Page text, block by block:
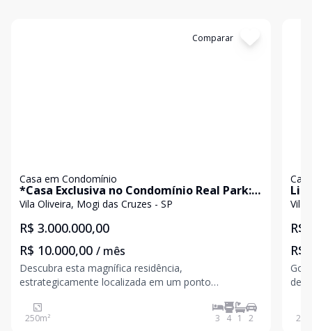
Comparar
Casa em Condomínio
*Casa Exclusiva no Condomínio Real Park:
Luxo, Conforto e Sustentabilidade*
Vila Oliveira, Mogi das Cruzes - SP
R$ 3.000.000,00
R$ 10.000,00 / mês
Descubra esta magnífica residência,
estrategicamente localizada em um ponto
Park. Com uma vista deslumbrante e acesso direto à
praça de esportes e ao lago, esta propriedade
250m² 3 4 1 2
Vila
R$
R$
de
243